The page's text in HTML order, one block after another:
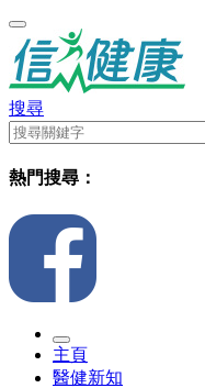
搜尋
熱門搜尋：
主頁
醫健新知